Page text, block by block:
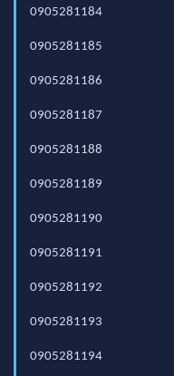
0905281184
0905281185
0905281186
0905281187
0905281188
0905281189
0905281190
0905281191
0905281192
0905281193
0905281194